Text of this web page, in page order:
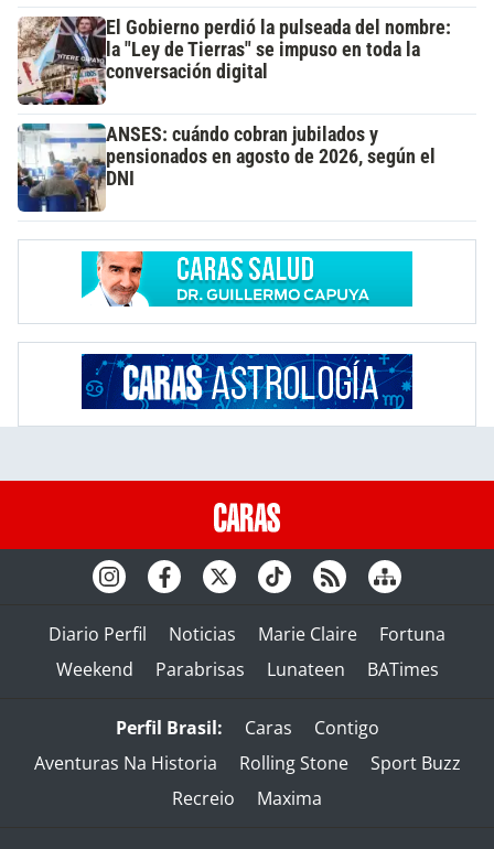
El Gobierno perdió la pulseada del nombre:
la "Ley de Tierras" se impuso en toda la
conversación digital
ANSES: cuándo cobran jubilados y
pensionados en agosto de 2026, según el
DNI
Diario Perfil Noticias Marie Claire
Fortuna
Weekend
Parabrisas Lunateen BATimes
Perfil Brasil: Caras
Contigo
Aventuras Na Historia
Rolling Stone
Sport Buzz
Recreio
Maxima